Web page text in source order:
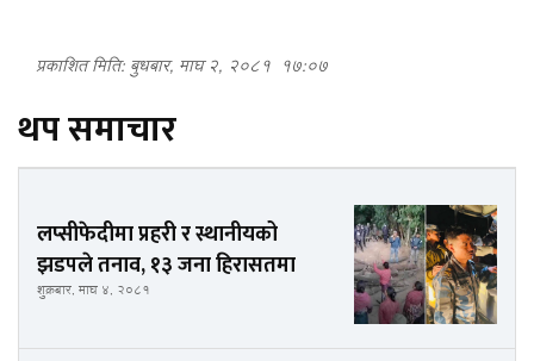
प्रकाशित मिति: बुधबार, माघ २, २०८१ १७:०७
थप समाचार
लप्सीफेदीमा प्रहरी र स्थानीयको
झडपले तनाव, १३ जना हिरासतमा
शुक्रबार, माघ ४, २०८१